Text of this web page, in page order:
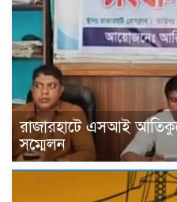
রাজারহাটে এসআই
সম্মেলন